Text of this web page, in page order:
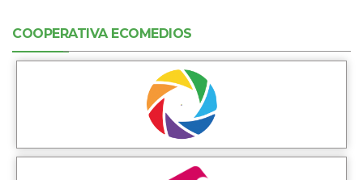
COOPERATIVA ECOMEDIOS